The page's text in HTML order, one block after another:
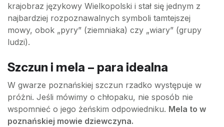
krajobraz językowy Wielkopolski i stał się jednym z
najbardziej rozpoznawalnych symboli tamtejszej
mowy, obok „pyry” (ziemniaka) czy „wiary” (grupy
ludzi).
Szczun i mela – para idealna
W gwarze poznańskiej szczun rzadko występuje w
próżni. Jeśli mówimy o chłopaku, nie sposób nie
wspomnieć o jego żeńskim odpowiedniku. Mela to w
poznańskiej mowie dziewczyna.